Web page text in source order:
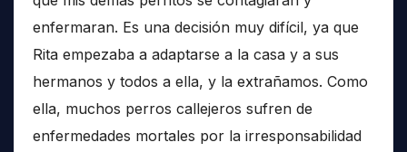
enfermaran. Es una decisión muy difícil, ya que
Rita empezaba a adaptarse a la casa y a sus
hermanos y todos a ella, y la extrañamos. Como
ella, muchos perros callejeros sufren de
enfermedades mortales por la irresponsabilidad